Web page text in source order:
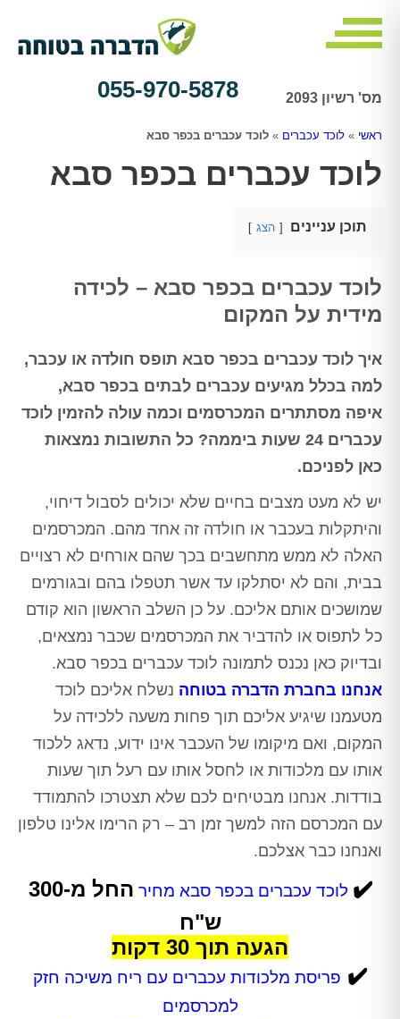
מס' רשיון 2093 055-970-5878
ראשי » לוכד עכברים » לוכד עכברים בכפר סבא
לוכד עכברים בכפר סבא
תוכן עניינים הצג
לוכד עכברים בכפר סבא – לכידה
מידית על המקום
איך לוכד עכברים בכפר סבא תופס חולדה או עכבר,
למה בכלל מגיעים עכברים לבתים בכפר סבא,
איפה מסתתרים המכרסמים וכמה עולה להזמין לוכד
עכברים 24 שעות ביממה? כל התשובות נמצאות
כאן לפניכם.
יש לא מעט מצבים בחיים שלא יכולים לסבול דיחוי,
והיתקלות בעכבר או חולדה זה אחד מהם. המכרסמים
האלה לא ממש מתחשבים בכך שהם אורחים לא רצויים
בבית, והם לא יסתלקו עד אשר תטפלו בהם ובגורמים
שמושכים אותם אליכם. על כן השלב הראשון הוא קודם
כל לתפוס או להדביר את המכרסמים שכבר נמצאים,
ובדיוק כאן נכנס לתמונה לוכד עכברים בכפר סבא.
אנחנו בחברת הדברה בטוחה נשלח אליכם לוכד
מטעמנו שיגיע אליכם תוך פחות משעה ללכידה על
המקום, ואם מיקומו של העכבר אינו ידוע, נדאג ללכוד
אותו עם מלכודות או לחסל אותו עם רעל תוך שעות
בודדות. אנחנו מבטיחים לכם שלא תצטרכו להתמודד
עם המכרסם הזה למשך זמן רב – רק הרימו אלינו טלפון
ואנחנו כבר אצלכם.
✔️ לוכד עכברים בכפר סבא מחיר
החל מ-300
ש"ח
הגעה תוך 30 דקות
✔️ פריסת מלכודות עכברים עם ריח משיכה חזק
למכרסמים